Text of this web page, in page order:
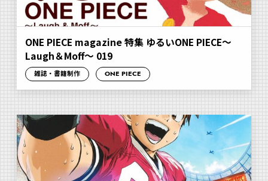
ONE PIECE magazine 特集 ゆるいONE PIECE～
Laugh＆Moff～ 019
雑誌・書籍制作 ONE PIECE